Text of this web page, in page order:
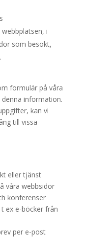
i
som besökt,
formulär på våra
information.
kan vi
till vissa
eller tjänst
våra webbsidor
konferenser
ex e-böcker från
per e-post